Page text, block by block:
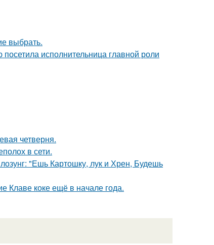
выбрать.
исполнительница главной роли
четверня.
в сети.
"Ешь Картошку, лук и Хрен, Будешь
Клаве коке ещё в начале года.